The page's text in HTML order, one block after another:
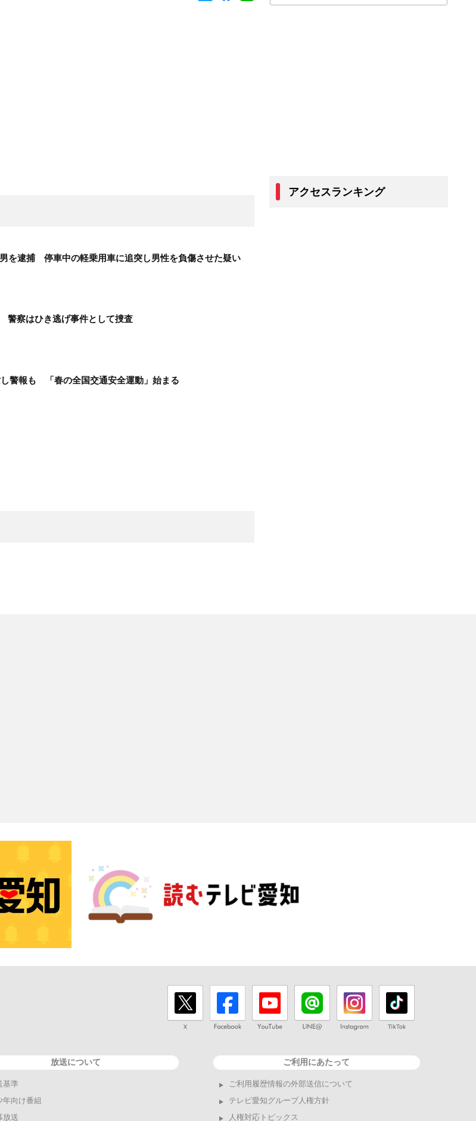
を逮捕 停車中の軽乗用車に追突し男性を負傷させた疑い
警察はひき逃げ事件として捜査
警報も 「春の全国交通安全運動」始まる
アクセスランキング
放送について
基準
年向け番組
放送
ご利用にあたって
ご利用履歴情報の外部送信について
テレビ愛知グループ人権方針
人権対応トピックス